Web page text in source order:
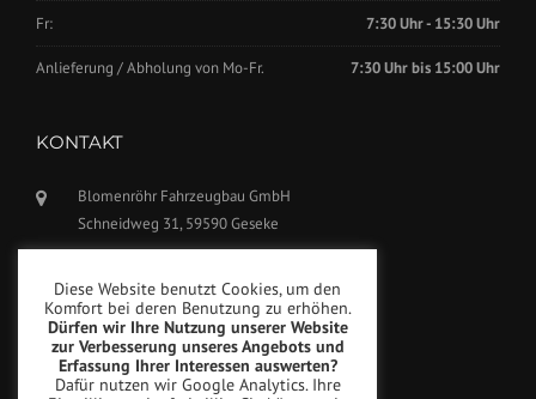
Fr: 7:30 Uhr - 15:30 Uhr
Anlieferung / Abholung von Mo-Fr. 7:30 Uhr bis 15:00 Uhr
KONTAKT
Blomenröhr Fahrzeugbau GmbH
Schneidweg 31, 59590 Geseke
Fax: +49(0)2942-5799777
info@blomenroehr.com
Diese Website benutzt Cookies, um den
Komfort bei deren Benutzung zu erhöhen.
Dürfen wir Ihre Nutzung unserer Website
zur Verbesserung unseres Angebots und
Erfassung Ihrer Interessen auswerten?
Dafür nutzen wir Google Analytics. Ihre